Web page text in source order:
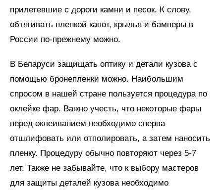
прилетевшие с дороги камни и песок. К слову,
обтягивать пленкой капот, крылья и бамперы в
России по-прежнему можно.
В Беларуси защищать оптику и детали кузова с
помощью бронепленки можно. Наибольшим
спросом в нашей стране пользуется процедура по
оклейке фар. Важно учесть, что некоторые фары
перед оклеиванием необходимо сперва
отшлифовать или отполировать, а затем наносить
пленку. Процедуру обычно повторяют через 5-7
лет. Также не забывайте, что к выбору мастеров
для защиты деталей кузова необходимо